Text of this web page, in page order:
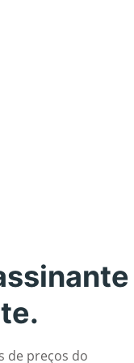
de preços do